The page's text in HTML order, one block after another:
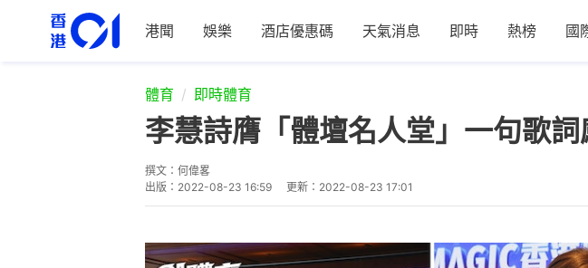
港聞 娛樂 酒店優惠碼 天氣消息 即時 熱榜 國
體育 即時體育
李慧詩膺「體壇名人堂」一句歌
撰文： 何偉畧
出版： 2022-08-23 16:59 更新： 2022-08-23 17:01